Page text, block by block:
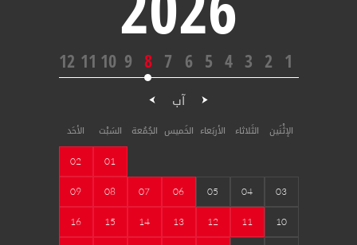
1
2
3
4
5
6
7
8
9
10
11
12
آب
الإثْنَين الثَلاثاء الأربَعاء الخَميس الجُمُعة السَبْت الأحَد
01
02
03
04
05
06
07
08
09
10
11
12
13
14
15
16